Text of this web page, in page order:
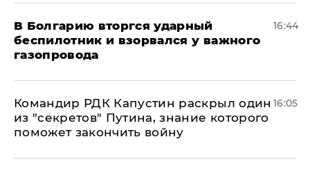
В Болгарию вторгся ударный
беспилотник и взорвался у важного
газопровода
16:44
Командир РДК Капустин раскрыл один
из "секретов" Путина, знание которого
поможет закончить войну
16:05